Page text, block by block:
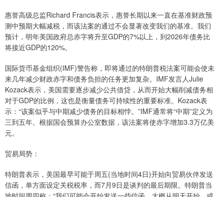
惠誉高级总监Richard Francis表示，惠誉长期以来一直在基准财政预
测中预期大幅减税，而该法案的通过不会显著改变我们的基准。我们
预计，明年美国政府总赤字将升至GDP的7%以上，到2026年债务比
将接近GDP的120%。
国际货币基金组织(IMF)警告称，即将通过的特朗普税法案可能会使未
来几年减少财政赤字和债务负担的任务更加复杂。IMF发言人Julie
Kozack表示，美国需要逐步减少公共借贷，从而开始大幅削减债务相
对于GDP的比例，这也是衡量债务可持续性的重要标准。Kozack表
示：“该案似乎与中期减少债务的目标相悖。”IMF通常将“中期”定义为
三到五年。根据国会预算办公室数据，该法案将使赤字增加3.3万亿美
元。
贸易局势：
特朗普表示，美国最早可能于周五(当地时间4日)开始向贸易伙伴发送
信函，单方面设定关税税率，而7月9日是谈判的最后期限。特朗普当